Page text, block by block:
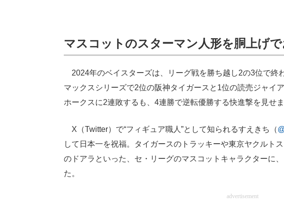
マスコットのスターマン人形を胴上げで
2024年のベイスターズは、リーグ戦を勝ち越し2の3位で終
マックスシリーズで2位の阪神タイガースと1位の読売ジャイ
ホークスに2連敗するも、4連勝で逆転優勝する快進撃を見せま
X（Twitter）で“フィギュア職人”として知られるすえきち（
して日本一を祝福。タイガースのトラッキーや東京ヤクルト
のドアラといった、セ・リーグのマスコットキャラクターに
た。
advertisement